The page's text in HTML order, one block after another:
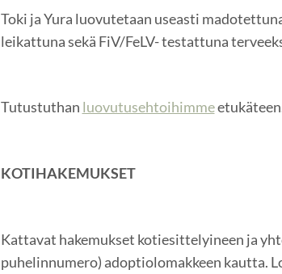
Toki ja Yura luovutetaan useasti
leikattuna sekä FiV/FeLV- testattuna
Tutustuthan luovutusehtoihimme
KOTIHAKEMUKSET
Kattavat hakemukset kotiesittelyineen ja
puhelinnumero) adoptiolomakkeen kautta.